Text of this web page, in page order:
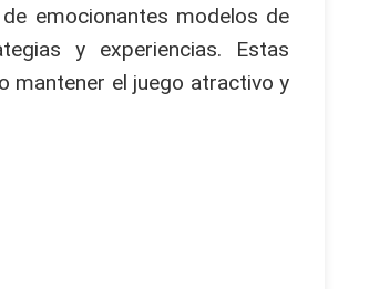
emocionantes modelos de
y experiencias. Estas
mantener el juego atractivo y